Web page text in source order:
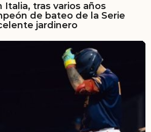
Italia, tras varios años
de bateo de la Serie
jardinero